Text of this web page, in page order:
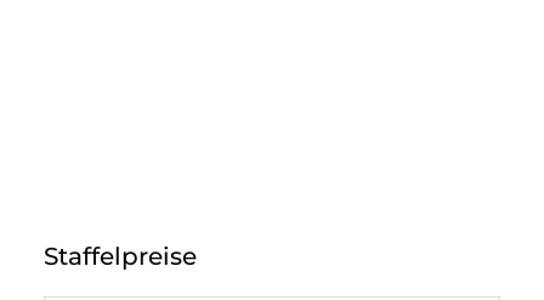
Staffelpreise
140µm